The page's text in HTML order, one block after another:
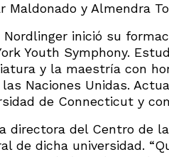
Maldonado y Almendra
Nordlinger inició su
Youth Symphony.
y la maestría con
Naciones Unidas.
de Connecticut y
directora del Centro de
de dicha universidad.